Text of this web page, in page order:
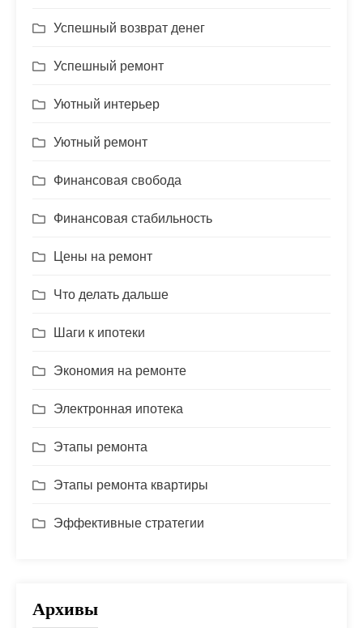
Успешный возврат денег
Успешный ремонт
Уютный интерьер
Уютный ремонт
Финансовая свобода
Финансовая стабильность
Цены на ремонт
Что делать дальше
Шаги к ипотеки
Экономия на ремонте
Электронная ипотека
Этапы ремонта
Этапы ремонта квартиры
Эффективные стратегии
Архивы